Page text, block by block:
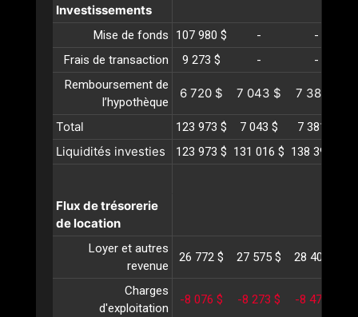
Investissements
Mise de fonds 107 980 $ -
-
Frais de transaction
9 273 $ -
-
Remboursement de
l’hypothèque
6 720 $ 7 043 $ 7 381 $
Total 123 973 $ 7 043 $ 7 381 $
Liquidités investies 123 973 $ 131 016 $ 138 398 $
Flux de trésorerie
de location
Loyer et autres
revenue
26 772 $ 27 575 $ 28 402 $
Charges
d'exploitation
-8 076 $ -8 273 $ -8 475 $